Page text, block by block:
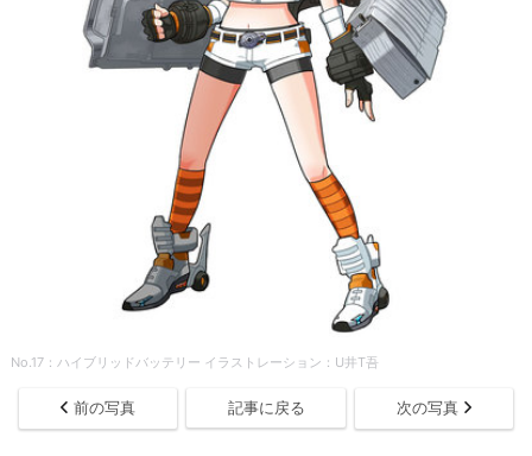
No.17：ハイブリッドバッテリー イラストレーション：U井T吾
前の写真 記事に戻る 次の写真